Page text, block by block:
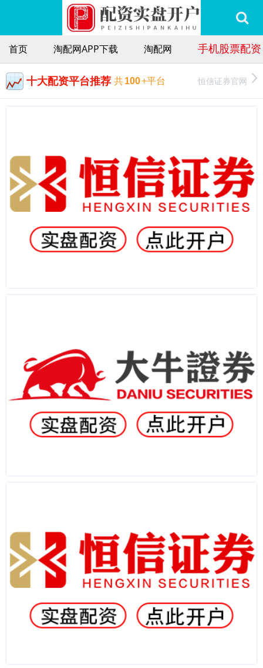
首页 淘配网APP下载 淘配网 手机股票配资
十大配资平台推荐 共100+平台 恒信证券官网